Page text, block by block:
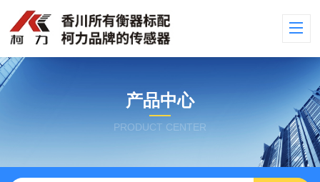
产品中心
PRODUCT CENTER